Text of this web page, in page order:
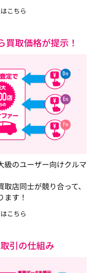
こちら
買取価格が提示！
級のユーザー向けクルマ
店同士が競り合って、
ます！
こちら
引の仕組み